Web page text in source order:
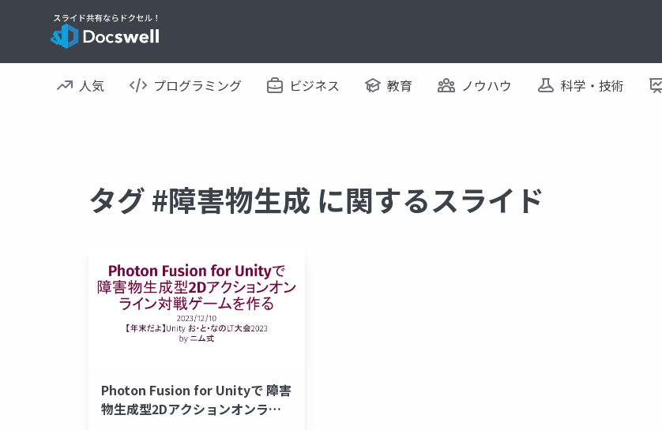
人気 プログラミング ビジネス 教育 ノウハウ 科学・技術
タグ #障害物生成 に関するスライド
Photon Fusion for Unityで 障害
物生成型2Dアクションオンライ